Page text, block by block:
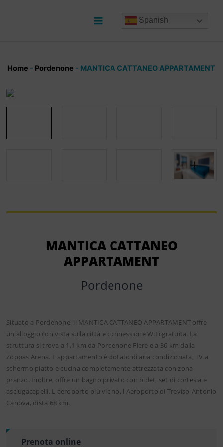
Spanish
Home - Pordenone - MANTICA CATTANEO APPARTAMENT
MANTICA CATTANEO
APPARTAMENT
Pordenone
Situato a Pordenone, il MANTICA CATTANEO APPARTAMENT offre
un alloggio con vista sulla città e connessione WiFi gratuita. La
struttura si trova a 1,1 km da Pordenone Fiere e a 36 km dalla
Zoppas Arena. L appartamento è dotato di aria condizionata, TV a
schermo piatto e cucina completamente attrezzata con zona
pranzo. Inoltre, offre un bagno privato con bidet, set di cortesia e
asciugacapelli. L aeroporto più vicino, l Aeroporto di Treviso-Antonio
Canova, dista 68 km.
Prenota online